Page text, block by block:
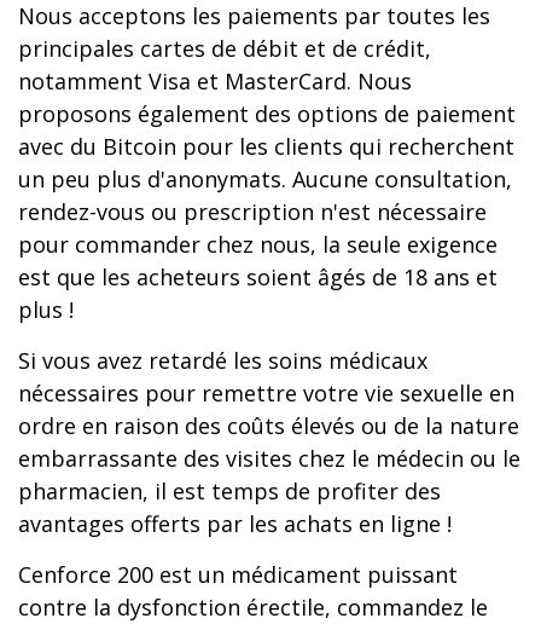
Nous acceptons les paiements par toutes les
principales cartes de débit et de crédit,
notamment Visa et MasterCard. Nous
proposons également des options de paiement
avec du Bitcoin pour les clients qui recherchent
un peu plus d'anonymats. Aucune consultation,
rendez-vous ou prescription n'est nécessaire
pour commander chez nous, la seule exigence
est que les acheteurs soient âgés de 18 ans et
plus !
Si vous avez retardé les soins médicaux
nécessaires pour remettre votre vie sexuelle en
ordre en raison des coûts élevés ou de la nature
embarrassante des visites chez le médecin ou le
pharmacien, il est temps de profiter des
avantages offerts par les achats en ligne !
Cenforce 200 est un médicament puissant
contre la dysfonction érectile, commandez le